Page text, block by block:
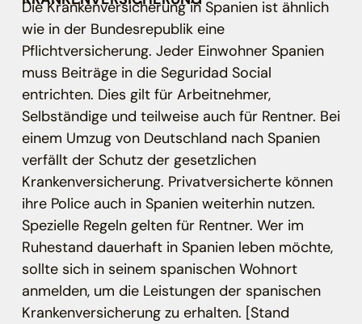
Die Krankenversicherung in Spanien ist ähnlich
wie in der Bundesrepublik eine
Pflichtversicherung. Jeder Einwohner Spanien
muss Beiträge in die Seguridad Social
entrichten. Dies gilt für Arbeitnehmer,
Selbständige und teilweise auch für Rentner. Bei
einem Umzug von Deutschland nach Spanien
verfällt der Schutz der gesetzlichen
Krankenversicherung. Privatversicherte können
ihre Police auch in Spanien weiterhin nutzen.
Spezielle Regeln gelten für Rentner. Wer im
Ruhestand dauerhaft in Spanien leben möchte,
sollte sich in seinem spanischen Wohnort
anmelden, um die Leistungen der spanischen
Krankenversicherung zu erhalten. [Stand